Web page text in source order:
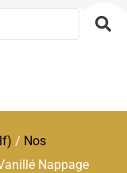
/ Nos
Nappage